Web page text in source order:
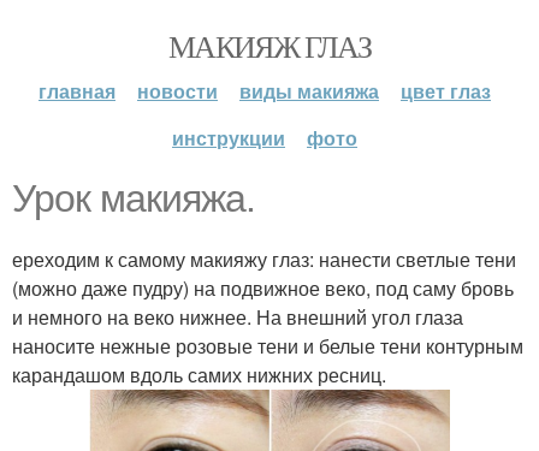
МАКИЯЖ ГЛАЗ
главная новости виды макияжа
цвет глаз
инструкции
фото
Урок макияжа.
ереходим к самому макияжу глаз: нанести светлые тени
(можно даже пудру) на подвижное веко, под саму бровь
и немного на веко нижнее. На внешний угол глаза
наносите нежные розовые тени и белые тени контурным
карандашом вдоль самих нижних ресниц.